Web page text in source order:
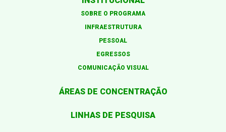
SOBRE O PROGRAMA
INFRAESTRUTURA
PESSOAL
EGRESSOS
COMUNICAÇÃO VISUAL
ÁREAS DE CONCENTRAÇÃO
LINHAS DE PESQUISA